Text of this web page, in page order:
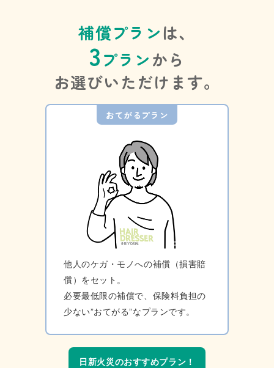
補償プランは、
3プランから
お選びいただけます。
おてがるプラン
他人のケガ・モノへの補償（損害賠
償）をセット。
必要最低限の補償で、保険料負担の
少ない”おてがる”なプランです。
⽇新⽕災のおすすめプラン！